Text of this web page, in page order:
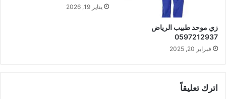
زي موحد طبيب الرياض
0597212937
فبراير 20, 2025
يناير 19, 2026
اترك تعليقاً